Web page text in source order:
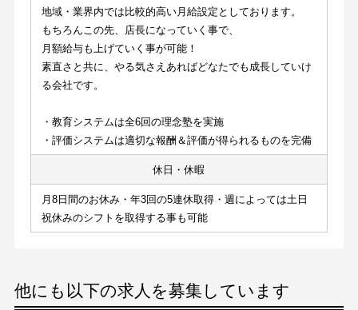
地域・業界内では比較的高い月給設定としております。
もちろんこの先、店長になっていく事で、
月額給与も上げていく事が可能！
素直さと共に、やる気さえあればどなたでも成長していけ
る会社です。
・教育システムは全6回の理念塾を実施
・評価システムは適切な報酬＆評価が得られるものを完備
休日・休暇
月8日間のお休み・年3回の5連休取得・週によっては土日
祝休みのシフトを取得する事も可能
他にも以下の求人を募集しています